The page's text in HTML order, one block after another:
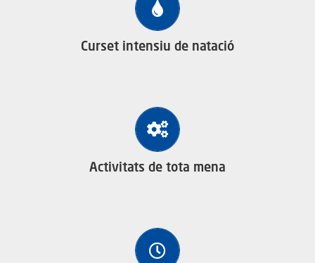
Curset intensiu de natació
Curset de natació, amb monitor titulat i experimentat.
Activitats de tota mena
Esports d’equip, d’implements i inviduals; psicomotricitat
en sec i en aigua; jocs d’habilitats aquàtics en piscina
interior i exterior…
Dues samarretes i una gorra, de regal!